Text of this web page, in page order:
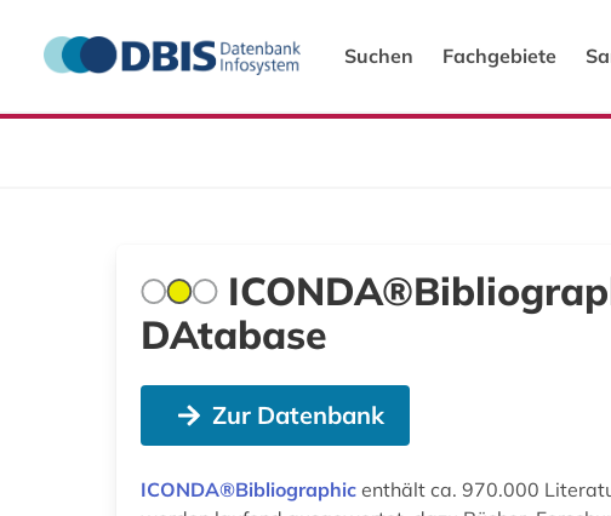
Suchen Fachgebiete
DAtabase
Zur Datenbank
ICONDA®Bibliographic enthält ca. 970.000